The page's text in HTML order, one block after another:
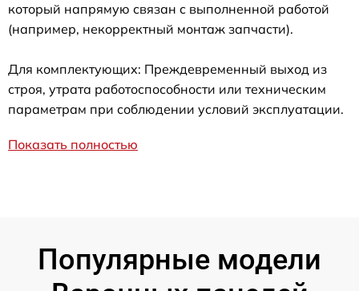
который напрямую связан с выполненной работой
(например, некорректный монтаж запчасти).
Для комплектующих: Преждевременный выход из
строя, утрата работоспособности или техническим
параметрам при соблюдении условий эксплуатации.
Показать полностью
Популярные модели